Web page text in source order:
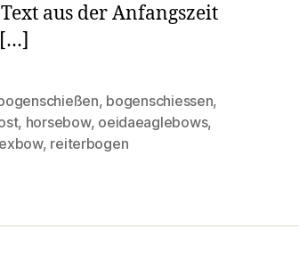
aus der Anfangszeit
[…]
, bogenschiessen,
, horsebow, oeidaeaglebows,
, reiterbogen